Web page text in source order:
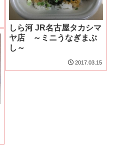
しら河 JR名古屋タカシマ
ヤ店 ～ミニうなぎまぶ
し～
2017.03.15